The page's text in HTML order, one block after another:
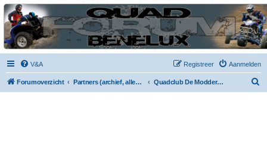
| QFB |
Hét quadforum van de Benelux
V&A Aanmelden
Registreer
Forumoverzicht Partners (archief, alleen lezen) Quadclub De Moddervossen